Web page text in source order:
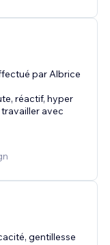
par Albrice
réactif, hyper
avec
gentillesse